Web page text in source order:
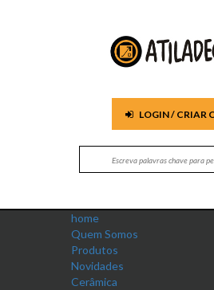
LOGIN / CRIAR
home
Quem Somos
Produtos
Novidades
Cerâmica